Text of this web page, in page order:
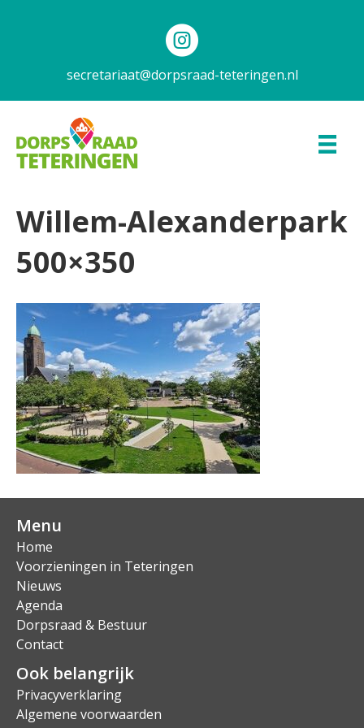
secretariaat@dorpsraad-teteringen.nl
Willem-Alexanderpark
500×350
Menu
Home
Voorzieningen in Teteringen
Nieuws
Agenda
Dorpsraad & Bestuur
Contact
Ook belangrijk
Privacyverklaring
Algemene voorwaarden